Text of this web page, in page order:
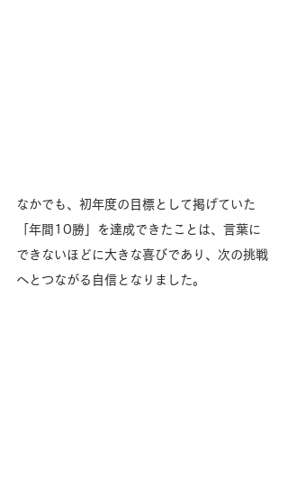
なかでも、初年度の目標として掲げていた
「年間10勝」を達成できたことは、言葉に
できないほどに大きな喜びであり、次の挑戦
へとつながる自信となりました。